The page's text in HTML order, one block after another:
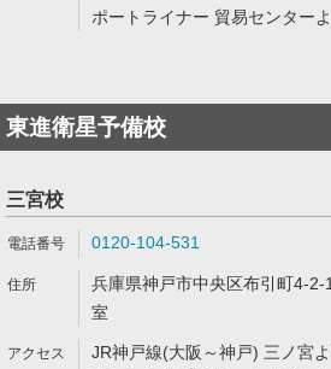
ポートライナー 貿易センター
東進衛星予備校
三宮校
0120-104-531
兵庫県神戸市中央区布引町4-
室
JR神戸線(大阪～神戸) 三ノ宮